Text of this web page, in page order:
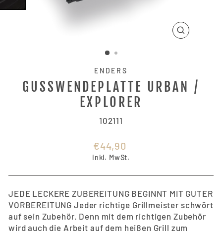
ENDERS
GUSSWENDEPLATTE URBAN /
EXPLORER
102111
Normaler
Preis
€44,90
inkl. MwSt.
JEDE LECKERE ZUBEREITUNG BEGINNT MIT GUTER
VORBEREITUNG Jeder richtige Grillmeister schwört
auf sein Zubehör. Denn mit dem richtigen Zubehör
wird auch die Arbeit auf dem heißen Grill zum